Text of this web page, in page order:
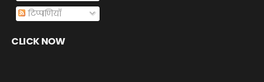
टिप्पणियाँ
CLICK NOW